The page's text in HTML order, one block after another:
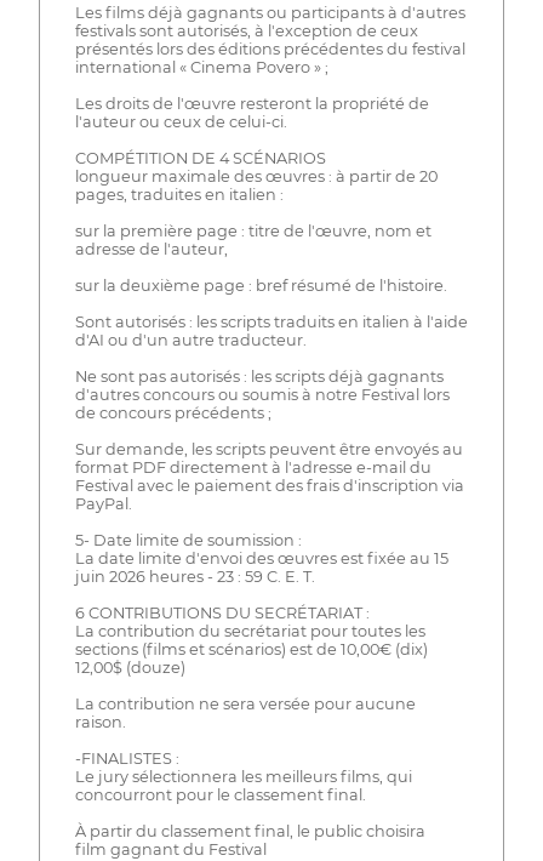
Les films déjà gagnants ou participants à d'autres
festivals sont autorisés, à l'exception de ceux
présentés lors des éditions précédentes du festival
international « Cinema Povero » ;
Les droits de l'œuvre resteront la propriété de
l'auteur ou ceux de celui-ci.
COMPÉTITION DE 4 SCÉNARIOS
longueur maximale des œuvres : à partir de 20
pages, traduites en italien :
sur la première page : titre de l'œuvre, nom et
adresse de l'auteur,
sur la deuxième page : bref résumé de l'histoire.
Sont autorisés : les scripts traduits en italien à l'aide
d'AI ou d'un autre traducteur.
Ne sont pas autorisés : les scripts déjà gagnants
d'autres concours ou soumis à notre Festival lors
de concours précédents ;
Sur demande, les scripts peuvent être envoyés au
format PDF directement à l'adresse e-mail du
Festival avec le paiement des frais d'inscription via
PayPal.
5- Date limite de soumission :
La date limite d'envoi des œuvres est fixée au 15
juin 2026 heures - 23 : 59 C. E. T.
6 CONTRIBUTIONS DU SECRÉTARIAT :
La contribution du secrétariat pour toutes les
sections (films et scénarios) est de 10,00€ (dix)
12,00$ (douze)
La contribution ne sera versée pour aucune
raison.
-FINALISTES :
Le jury sélectionnera les meilleurs films, qui
concourront pour le classement final.
À partir du classement final, le public choisira
film gagnant du Festival